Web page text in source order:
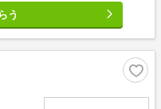
う